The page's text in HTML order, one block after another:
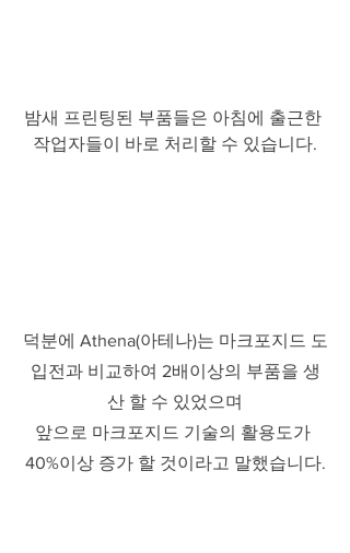
밤새 프린팅된 부품들은 아침에 출근한
작업자들이 바로 처리할 수 있습니다.
덕분에 Athena(아테나)는 마크포지드 도
입전과 비교하여 2배이상의 부품을 생
산 할 수 있었으며
앞으로 마크포지드 기술의 활용도가
40%이상 증가 할 것이라고 말했습니다.